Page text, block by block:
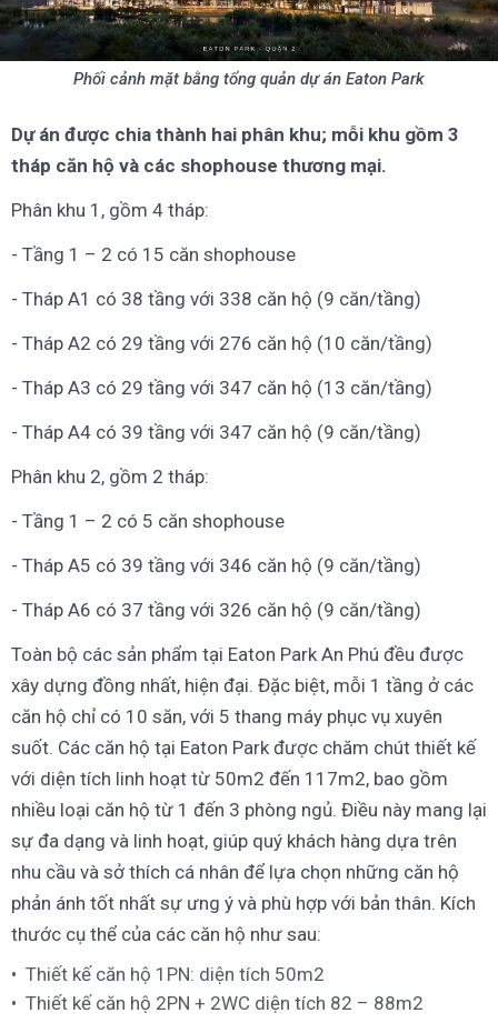
Phối cảnh mặt bằng tổng quản dự án Eaton Park
Dự án được chia thành hai phân khu; mỗi khu gồm 3
tháp căn hộ và các shophouse thương mại.
Phân khu 1, gồm 4 tháp:
- Tầng 1 – 2 có 15 căn shophouse
- Tháp A1 có 38 tầng với 338 căn hộ (9 căn/tầng)
- Tháp A2 có 29 tầng với 276 căn hộ (10 căn/tầng)
- Tháp A3 có 29 tầng với 347 căn hộ (13 căn/tầng)
- Tháp A4 có 39 tầng với 347 căn hộ (9 căn/tầng)
Phân khu 2, gồm 2 tháp:
- Tầng 1 – 2 có 5 căn shophouse
- Tháp A5 có 39 tầng với 346 căn hộ (9 căn/tầng)
- Tháp A6 có 37 tầng với 326 căn hộ (9 căn/tầng)
Toàn bộ các sản phẩm tại Eaton Park An Phú đều được
xây dựng đồng nhất, hiện đại. Đặc biệt, mỗi 1 tầng ở các
căn hộ chỉ có 10 săn, với 5 thang máy phục vụ xuyên
suốt. Các căn hộ tại Eaton Park được chăm chút thiết kế
với diện tích linh hoạt từ 50m2 đến 117m2, bao gồm
nhiều loại căn hộ từ 1 đến 3 phòng ngủ. Điều này mang lại
sự đa dạng và linh hoạt, giúp quý khách hàng dựa trên
nhu cầu và sở thích cá nhân để lựa chọn những căn hộ
phản ánh tốt nhất sự ưng ý và phù hợp với bản thân. Kích
thước cụ thể của các căn hộ như sau:
Thiết kế căn hộ 1PN: diện tích 50m2
Thiết kế căn hộ 2PN + 2WC diện tích 82 – 88m2